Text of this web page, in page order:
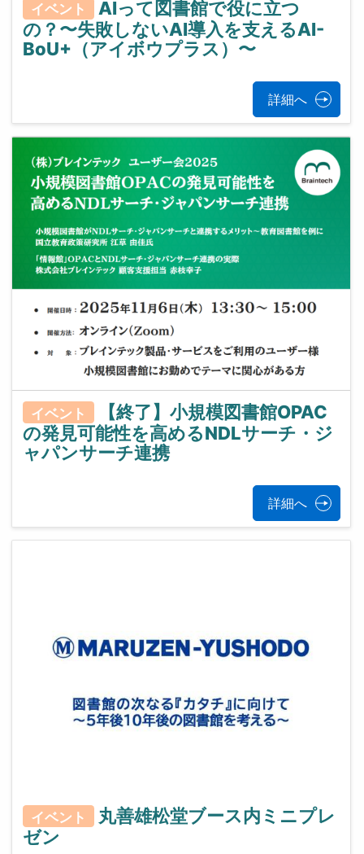
イベント
AIって図書館で役に立つ
の？〜失敗しないAI導入を支えるAI-
BoU+（アイボウプラス）〜
詳細へ
イベント
【終了】小規模図書館OPAC
の発見可能性を高めるNDLサーチ・ジ
ャパンサーチ連携
詳細へ
イベント
丸善雄松堂ブース内ミニプレ
ゼン